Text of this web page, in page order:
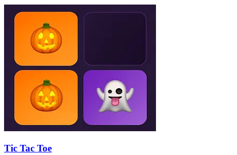
Tic Tac Toe